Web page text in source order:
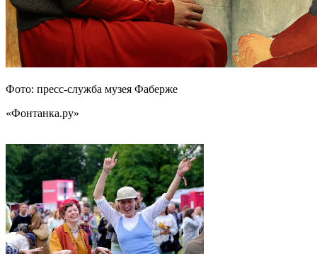
Фото: пресс-служба музея Фаберже
«Фонтанка.ру»